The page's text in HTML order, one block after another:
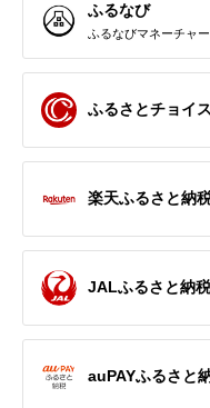
ふるなび
ふるなびマネーチャ
ふるさとチョイス
楽天ふるさと納
JALふるさと納税
auPAYふるさと